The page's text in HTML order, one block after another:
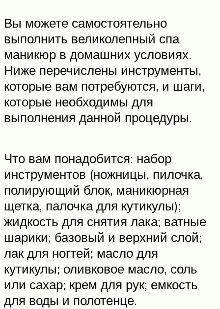
Вы можете самостоятельно
выполнить великолепный спа
маникюр в домашних условиях.
Ниже перечислены инструменты,
которые вам потребуются, и шаги,
которые необходимы для
выполнения данной процедуры.
Что вам понадобится: набор
инструментов (ножницы, пилочка,
полирующий блок, маникюрная
щетка, палочка для кутикулы);
жидкость для снятия лака; ватные
шарики; базовый и верхний слой;
лак для ногтей; масло для
кутикулы; оливковое масло, соль
или сахар; крем для рук; емкость
для воды и полотенце.